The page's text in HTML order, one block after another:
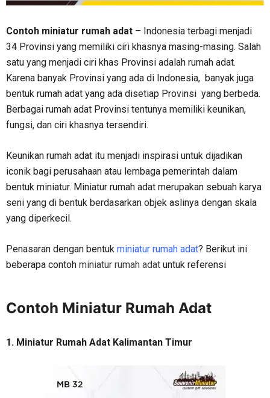
Contoh miniatur rumah adat – Indonesia terbagi menjadi
34 Provinsi yang memiliki ciri khasnya masing-masing. Salah
satu yang menjadi ciri khas Provinsi adalah rumah adat.
Karena banyak Provinsi yang ada di Indonesia, banyak juga
bentuk rumah adat yang ada disetiap Provinsi yang berbeda.
Berbagai rumah adat Provinsi tentunya memiliki keunikan,
fungsi, dan ciri khasnya tersendiri.
Keunikan rumah adat itu menjadi inspirasi untuk dijadikan
iconik bagi perusahaan atau lembaga pemerintah dalam
bentuk miniatur. Miniatur rumah adat merupakan sebuah karya
seni yang di bentuk berdasarkan objek aslinya dengan skala
yang diperkecil.
Penasaran dengan bentuk miniatur rumah adat? Berikut ini
beberapa contoh miniatur rumah adat untuk referensi
Contoh Miniatur Rumah Adat
1. Miniatur Rumah Adat Kalimantan Timur